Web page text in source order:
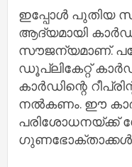
ഇപ്പോള്‍ പുതിയ
ആദ്യമായി
സൗജന്യമാണ്.
ഡൂപ്ലികേറ്റ്
കാര്‍ഡിന്റെ
നല്‍കണം. ഈ
പരിശോധനയ്ക്ക്